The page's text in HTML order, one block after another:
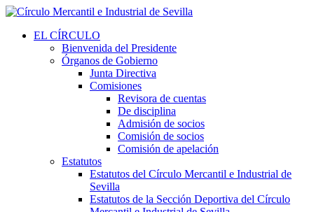
EL CÍRCULO
Bienvenida del Presidente
Órganos de Gobierno
Junta Directiva
Comisiones
Revisora de cuentas
De disciplina
Admisión de socios
Comisión de socios
Comisión de apelación
Estatutos
Estatutos del Círculo Mercantil e Industrial de
Sevilla
Estatutos de la Sección Deportiva del Círculo